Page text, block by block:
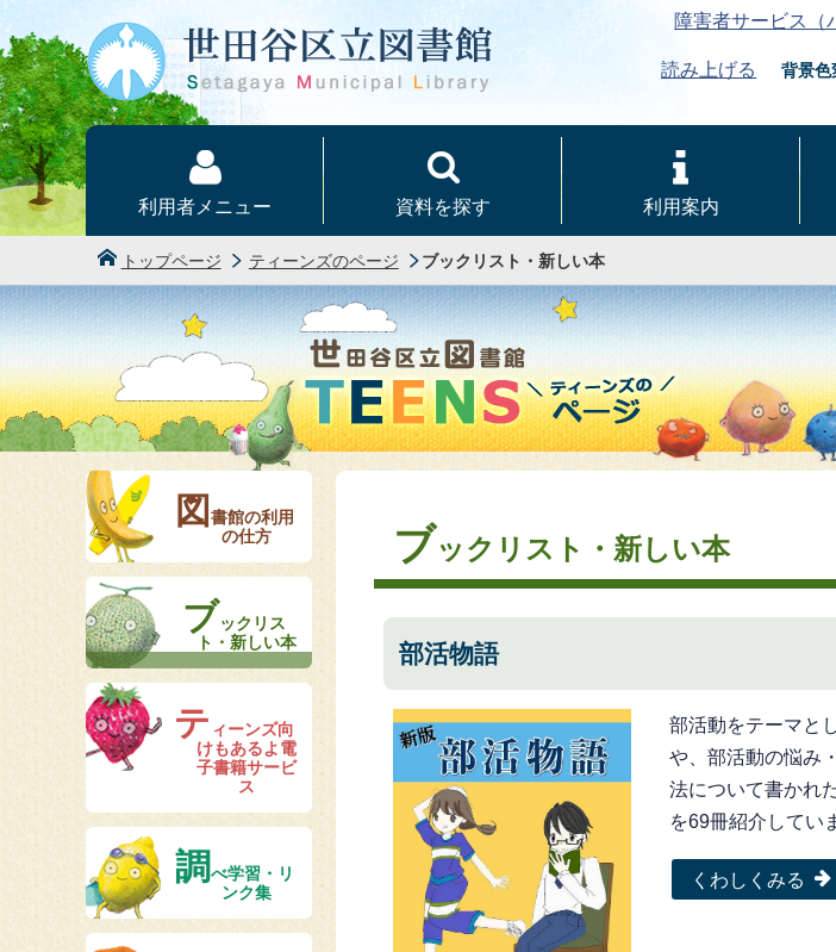
本文へ
障害者サービス（
読み上げる 背景色
利用者メニュー 資料を探す 利用案内
トップページ ティーンズのページ ブックリスト・新しい本
ブックリスト・新しい本
部活物語
部活動をテーマと
や、部活動の悩み
法について書かれ
を69冊紹介してい
くわしくみる
図 書館の利用
の仕方
ブックリス
ト・新しい本
テ ィーンズ向
けもあるよ電
子書籍サービ
ス
調べ学習・リ
ンク集